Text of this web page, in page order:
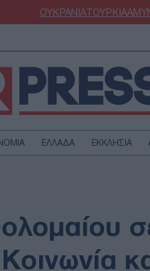
ΟΥΚΡΑΝΙΑΤΟΥΡΚΙΑ
ΕΛΛΑΔΑ ΕΚΚΛΗΣΙΑ